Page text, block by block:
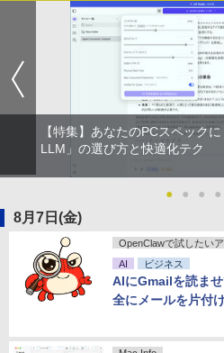
by Amazon 天
富士山の天然
ウォーター ペ
ットル (Smart
￥1,380
【
ET ラベルレス
￥1,112
by Amazon 天
￥1,117
薬屋のひとり
ンガンコミッ
￥770
異世界居酒屋
エース)
￥832
ONE PIECE モ
クスDIGITAL)
￥594
【特集】あなたのPCスペック
LLM」の選び方と快適化テク
● ● ● ●
8月7日(金)
OpenClawで試したい
AI
ビジネス
AIにGmailを読ま
全にメールを片付